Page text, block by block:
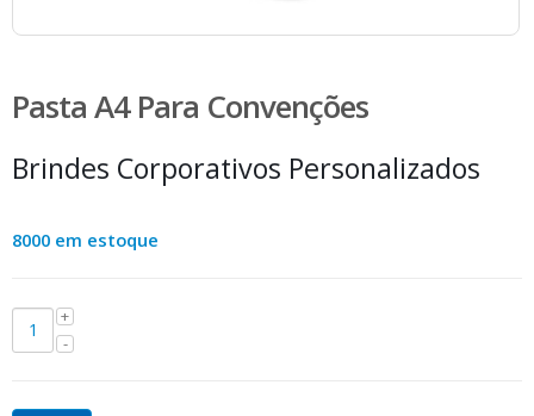
Pasta A4 Para Convenções
Brindes Corporativos Personalizados
8000 em estoque